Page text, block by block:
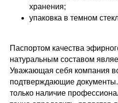
хранения;
упаковка в темном
Паспортом качества
натуральным составом
Уважающая себя компания
подтверждающие
только наличие